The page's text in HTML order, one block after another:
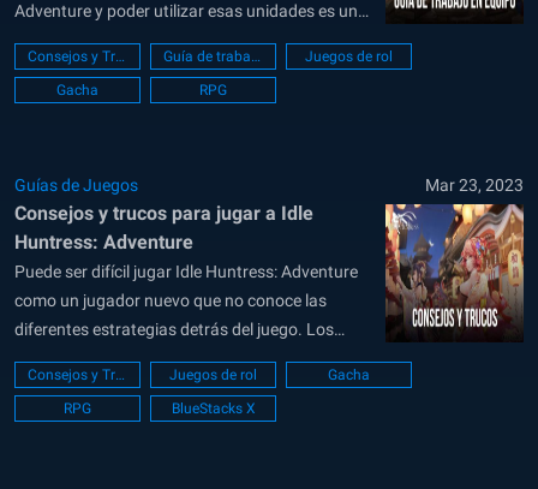
Adventure y poder utilizar esas unidades es una
de las cosas que los jugadores deben
comprender a medida que avanzan en el juego.
Ser capaz de tener unidades poderosas es solo
Consejos y Trucos Guía de trabajo en equipo
Juegos de rol
Gacha
RPG
Guías de Juegos Mar 23, 2023
Consejos y trucos para jugar a Idle
Huntress: Adventure
Puede ser difícil jugar Idle Huntress: Adventure
como un jugador nuevo que no conoce las
diferentes estrategias detrás del juego. Los
veteranos del género RPG inactivo a menudo
tienen la ventaja cuando comienzan a jugar
porque entienden la mecánica oculta de estos
Consejos y Trucos Juegos de rol
Gacha
RPG
BlueStacks X